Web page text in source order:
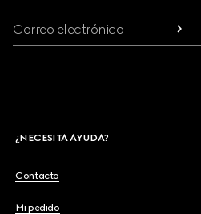
Correo electrónico
¿NECESITA AYUDA?
Contacto
Mi pedido